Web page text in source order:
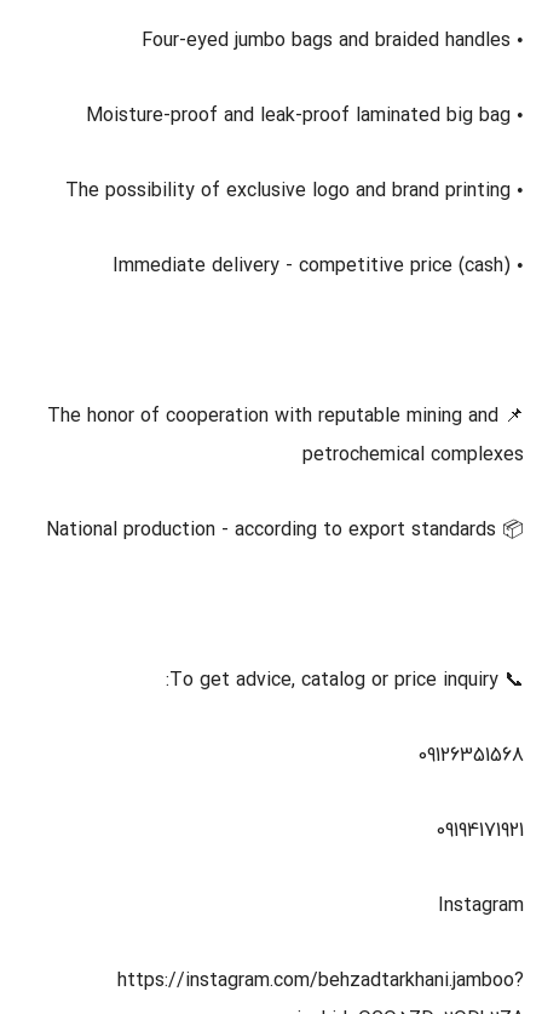
• Four-eyed jumbo bags and braided handles
• Moisture-proof and leak-proof laminated big bag
• The possibility of exclusive logo and brand printing
• Immediate delivery - competitive price (cash)
📌 The honor of cooperation with reputable mining and
petrochemical complexes
📦 National production - according to export standards
📞 To get advice, catalog or price inquiry:
09126351568
09194171921
Instagram
https://instagram.com/behzadtarkhani.jamboo?